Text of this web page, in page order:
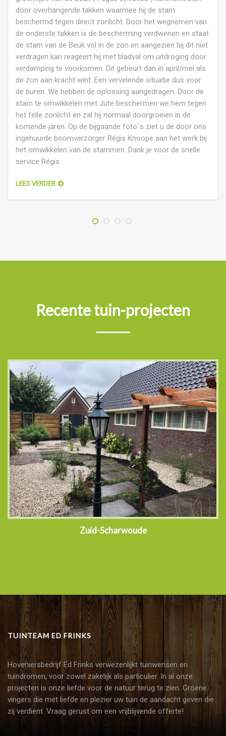
door overhangende takken waarmee hij de stam
beschermd tegen direct zonlicht. Door het wegnemen van
de onderste takken is de bescherming verdwenen en staat
de stam van de Beuk vol in de zon en aangezien hij dit niet
verdragen kan reageert hij met bladval om uitdroging door
verdamping te voorkomen. Dit gebeurt dan in april/mei als
de zon aan kracht wint. Een vervelende situatie dus voor
de buren. We hebben de oplossing aangedragen. Door de
stam te omwikkelen met Jute beschermen we hem tegen
het felle zonlicht en zal hij normaal doorgroeien in de
komende jaren. Op de bijgaande foto`s ziet u de door ons
ingehuurde boomverzorger Régis Knoope aan het werk bij
het omwikkelen van de stammen. Dank je voor de snelle
service Régis.
LEES VERDER
Recente tuin-projecten
Zuid-Scharwoude
TUINTEAM ED FRINKS
Hoveniersbedrijf Ed Frinks verwezenlijkt tuinwensen en
tuindromen, voor zowel zakelijk als particulier. In al onze
projecten is onze liefde voor de natuur terug te zien. Groene
vingers die met liefde en plezier uw tuin de aandacht geven die
zij verdient. Vraag gerust om een vrijblijvende offerte!